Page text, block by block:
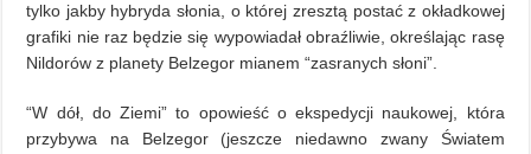
tylko jakby hybryda słonia, o której zresztą postać z okładkowej
grafiki nie raz będzie się wypowiadał obraźliwie, określając rasę
Nildorów z planety Belzegor mianem “zasranych słoni”.
“W dół, do Ziemi” to opowieść o ekspedycji naukowej, która
przybywa na Belzegor (jeszcze niedawno zwany Światem